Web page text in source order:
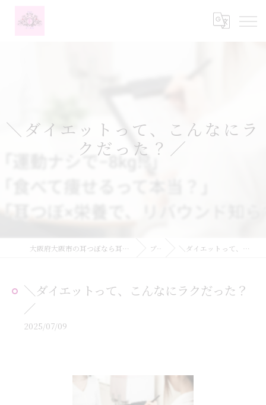
＼ダイエットって、こんなにラ
クだった？／
大阪府大阪市の耳つぼなら耳つぼダイエットサロンふーみん ブログ ＼ダイエットって、こんなにラクだった？／
＼ダイエットって、こんなにラクだった？
／
2025/07/09